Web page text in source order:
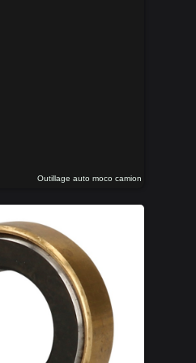
Outillage auto moco camion